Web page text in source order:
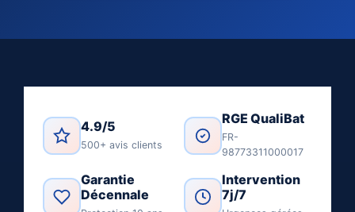
4.9/5
500+ avis clients
RGE QualiBat
FR-
98773311000017
Garantie
Décennale
Intervention
7j/7